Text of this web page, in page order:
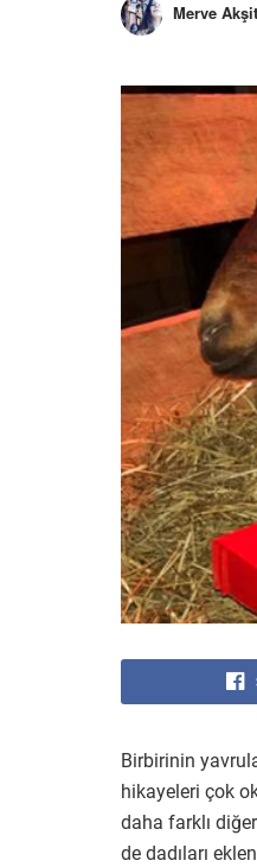
Merve Akşit
Birbirinin
hikayeleri çok
daha farklı
de dadıları